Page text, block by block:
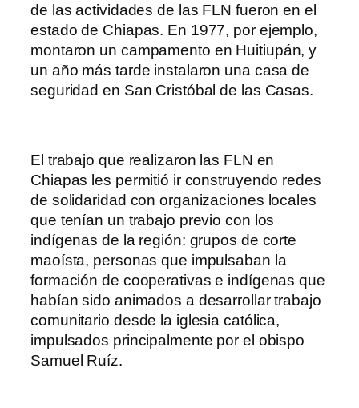
de las actividades de las FLN fueron en el
estado de Chiapas. En 1977, por ejemplo,
montaron un campamento en Huitiupán, y
un año más tarde instalaron una casa de
seguridad en San Cristóbal de las Casas.
El trabajo que realizaron las FLN en
Chiapas les permitió ir construyendo redes
de solidaridad con organizaciones locales
que tenían un trabajo previo con los
indígenas de la región: grupos de corte
maoísta, personas que impulsaban la
formación de cooperativas e indígenas que
habían sido animados a desarrollar trabajo
comunitario desde la iglesia católica,
impulsados principalmente por el obispo
Samuel Ruíz.